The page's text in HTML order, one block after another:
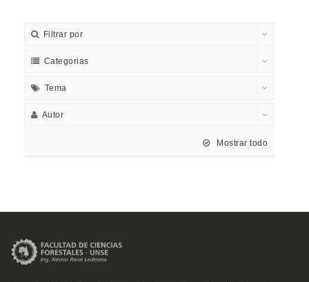
Filtrar por
Categorias
Tema
Autor
Mostrar todo